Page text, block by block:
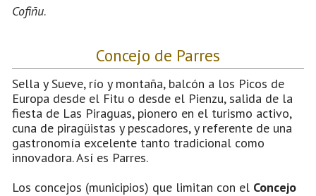
Cofiñu.
Concejo de Parres
Sella y Sueve, río y montaña, balcón a los Picos de
Europa desde el Fitu o desde el Pienzu, salida de la
fiesta de Las Piraguas, pionero en el turismo activo,
cuna de piragüistas y pescadores, y referente de una
gastronomía excelente tanto tradicional como
innovadora. Así es Parres.
Los concejos (municipios) que limitan con el Concejo